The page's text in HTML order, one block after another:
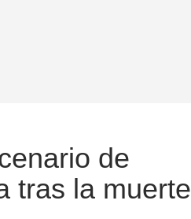
de
tras la muerte